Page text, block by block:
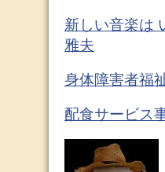
新しい音楽は
雅夫
身体障害者福
配食サービス